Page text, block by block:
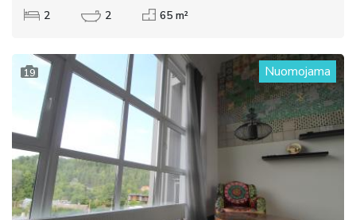
2 2 65 m²
19 Nuomojama